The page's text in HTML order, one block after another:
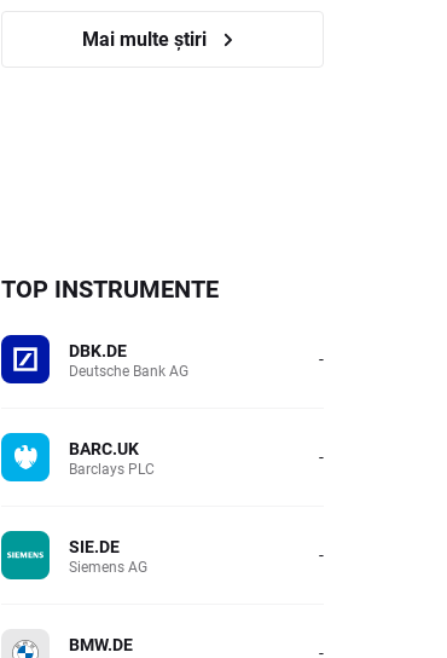
Mai multe știri
TOP INSTRUMENTE
DBK.DE
Deutsche Bank AG -
BARC.UK
Barclays PLC -
SIE.DE
Siemens AG -
BMW.DE -